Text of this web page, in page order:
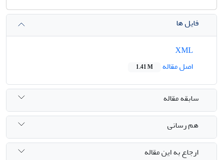
فایل ها
اصل مقاله
1.41 M
سابقه مقاله
هم رسانی
ارجاع به این مقاله